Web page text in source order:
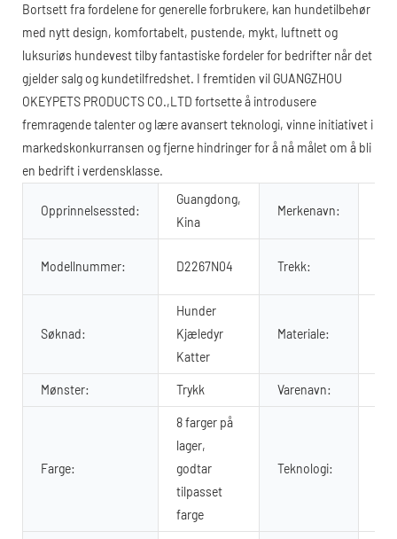
Bortsett fra fordelene for generelle forbrukere, kan hundetilbehør
med nytt design, komfortabelt, pustende, mykt, luftnett og
luksuriøs hundevest tilby fantastiske fordeler for bedrifter når det
gjelder salg og kundetilfredshet. I fremtiden vil GUANGZHOU
OKEYPETS PRODUCTS CO.,LTD fortsette å introdusere
fremragende talenter og lære avansert teknologi, vinne initiativet i
markedskonkurransen og fjerne hindringer for å nå målet om å bli
en bedrift i verdensklasse.
Opprinnelsessted:
Guangdong,
Kina
Merkenavn:
Modellnummer: D2267N04 Trekk:
Søknad:
Hunder
Kjæledyr
Katter
Materiale:
Mønster: Trykk Varenavn:
Farge:
8 farger på
lager,
godtar
tilpasset
farge
Teknologi: